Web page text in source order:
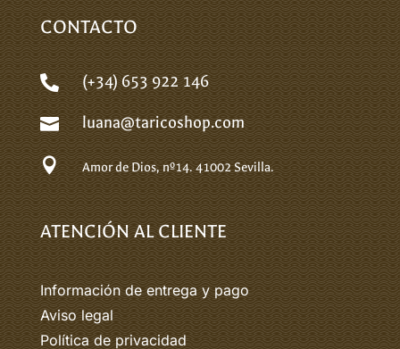
CONTACTO
 (+34) 653 922 146
 luana@taricoshop.com
 Amor de Dios, nº14.41002 Sevilla.
ATENCIÓN AL CLIENTE
Información de entrega y pago
Aviso legal
Política de privacidad